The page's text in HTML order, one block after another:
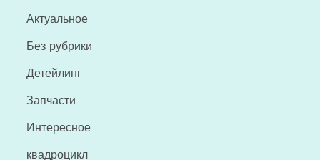
Актуальное
Без рубрики
Детейлинг
Запчасти
Интересное
квадроцикл